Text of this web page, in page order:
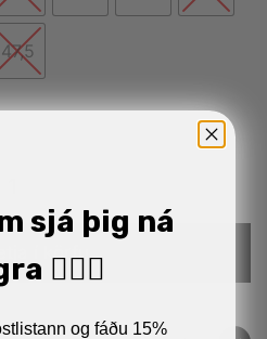
47,5
í körfu
sjá þig ná
🏋🏼‍♂️
og fáðu 15%